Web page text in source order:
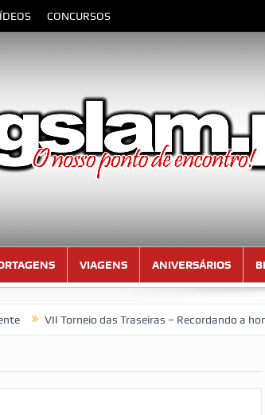
CONCURSOS
VIAGENS ANIVERSÁRIOS
VII Torneio das Traseiras – Recordando a